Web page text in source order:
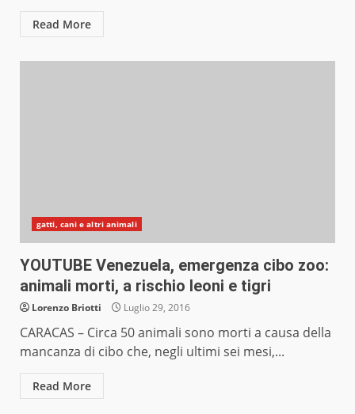
Read More
gatti, cani e altri animali
YOUTUBE Venezuela, emergenza cibo zoo:
animali morti, a rischio leoni e tigri
Lorenzo Briotti Luglio 29, 2016
CARACAS – Circa 50 animali sono morti a causa della
mancanza di cibo che, negli ultimi sei mesi,...
Read More